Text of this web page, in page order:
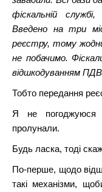
фіскальній
Введено на три
реєстру, тому
не побачимо.
відшкодуванням
Тобто передання
Я не погоджуюся
пролунали.
Будь ласка, тоді
По-перше, щодо
такі механізми,